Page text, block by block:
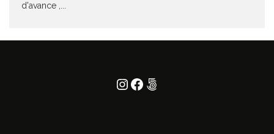
d'avance ,...
Instagram
Facebook
500px